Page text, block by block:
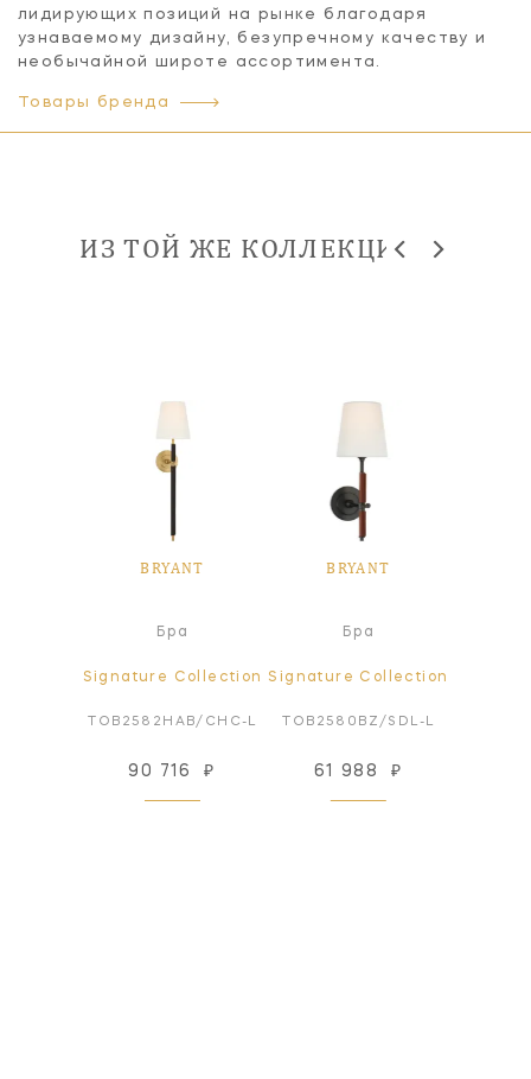
лидирующих позиций на рынке благодаря
узнаваемому дизайну, безупречному качеству и
необычайной широте ассортимента.
Товары бренда
ИЗ ТОЙ ЖЕ КОЛЛЕКЦИИ
BRYANT
Бра
Signature Collection
TOB2582HAB/CHC-L
90 716 ₽
BRYANT
Бра
Signature Collection
TOB2580BZ/SDL-L
61 988 ₽